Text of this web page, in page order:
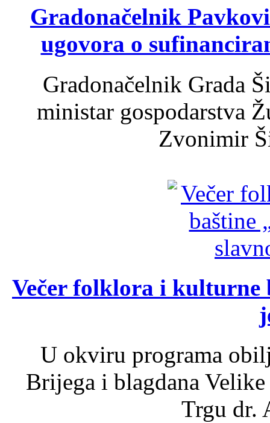
Gradonačelnik
ugovora o
Gradonačelnik Grada
ministar gospodarstva
Zvonimir
Večer folklora i kulturne
U okviru programa
Brijega i blagdana
Trgu dr.